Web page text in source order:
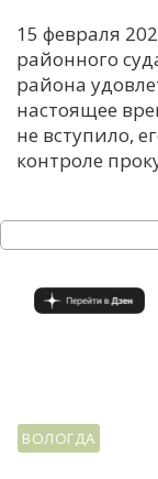
15 февраля
районного
района
настоящее
не вступило,
контроле
ВОЛОГДА